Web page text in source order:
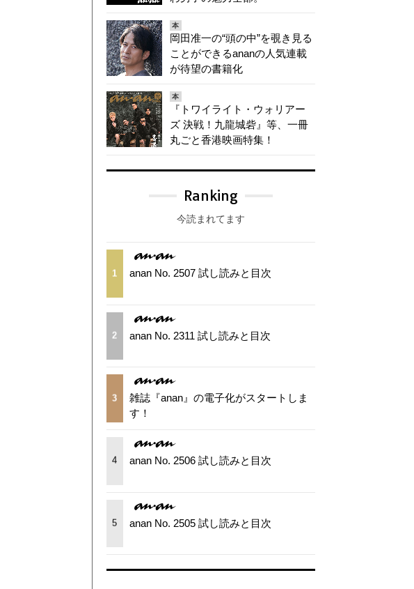
本
岡田准一の“頭の中”を覗き見る
ことができるananの人気連載
が待望の書籍化
本
『トワイライト・ウォリアー
ズ 決戦！九龍城砦』等、一冊
丸ごと香港映画特集！
Ranking
今読まれてます
1 anan No. 2507 試し読みと目次
2 anan No. 2311 試し読みと目次
3
雑誌『anan』の電子化がスタートしま
す！
4 anan No. 2506 試し読みと目次
5 anan No. 2505 試し読みと目次